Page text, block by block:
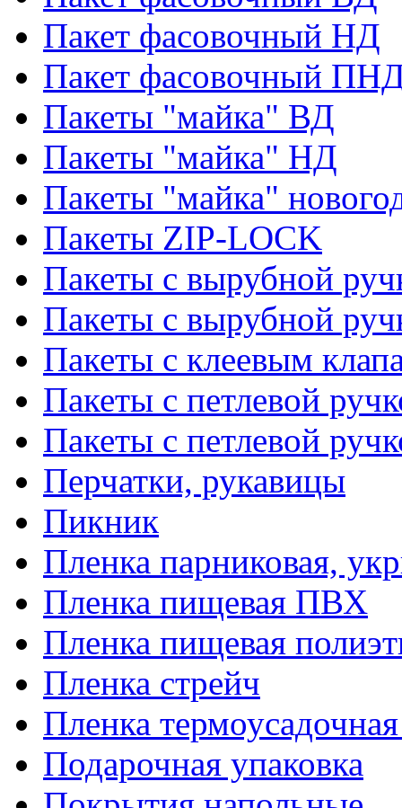
Пакет фасовочный НД
Пакет фасовочный
Пакеты "майка" ВД
Пакеты "майка" НД
Пакеты "майка"
Пакеты ZIP-LOCK
Пакеты с вырубной
Пакеты с вырубной
Пакеты с клеевым
Пакеты с петлевой
Пакеты с петлевой
Перчатки, рукавицы
Пикник
Пленка парниковая,
Пленка пищевая ПВХ
Пленка пищевая
Пленка стрейч
Пленка
Подарочная упаковка